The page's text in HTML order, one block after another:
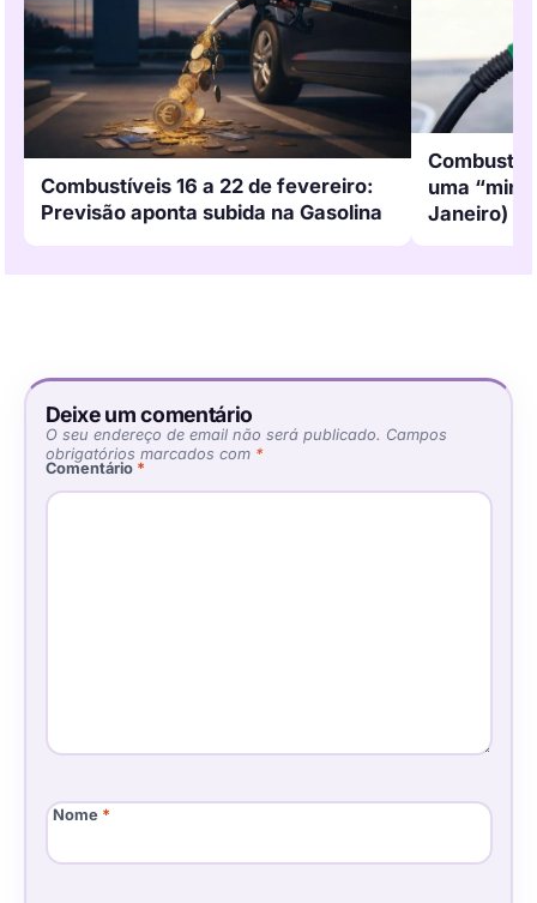
Combustíveis 16 a 22 de fevereiro:
Previsão aponta subida na Gasolina
uma
Janeiro)
Deixe um comentário
O seu endereço de email não será publicado. Campos
obrigatórios marcados com *
Comentário *
Nome *